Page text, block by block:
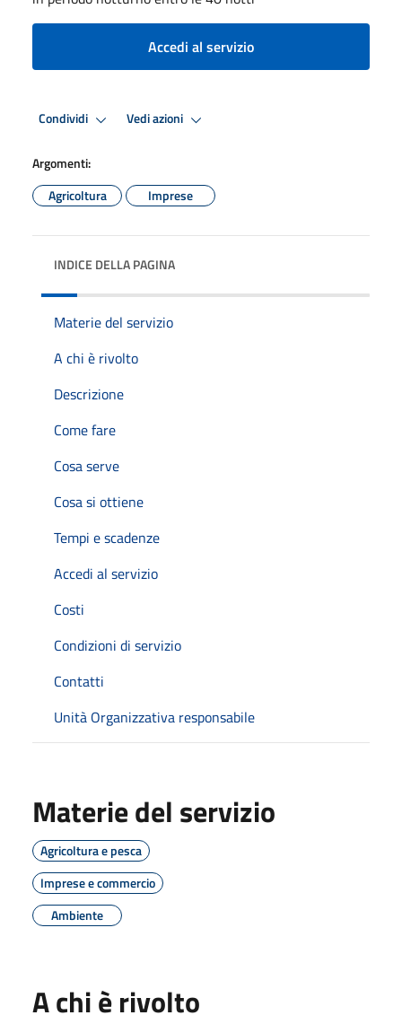
Accedi al servizio
Condividi Vedi azioni
Argomenti:
Agricoltura
Imprese
INDICE DELLA PAGINA
Materie del servizio
A chi è rivolto
Descrizione
Come fare
Cosa serve
Cosa si ottiene
Tempi e scadenze
Accedi al servizio
Costi
Condizioni di servizio
Contatti
Unità Organizzativa responsabile
Materie del servizio
Agricoltura e pesca
Imprese e commercio
Ambiente
A chi è rivolto